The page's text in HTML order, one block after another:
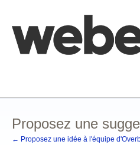
contenu
Proposez une
← Proposez une idée à l'équipe